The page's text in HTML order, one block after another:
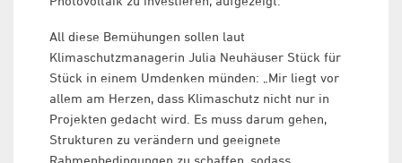
All diese Bemühungen sollen laut
Klimaschutzmanagerin Julia Neuhäuser Stück für
Stück in einem Umdenken münden: „Mir liegt vor
allem am Herzen, dass Klimaschutz nicht nur in
Projekten gedacht wird. Es muss darum gehen,
Strukturen zu verändern und geeignete
Rahmenbedingungen zu schaffen, sodass